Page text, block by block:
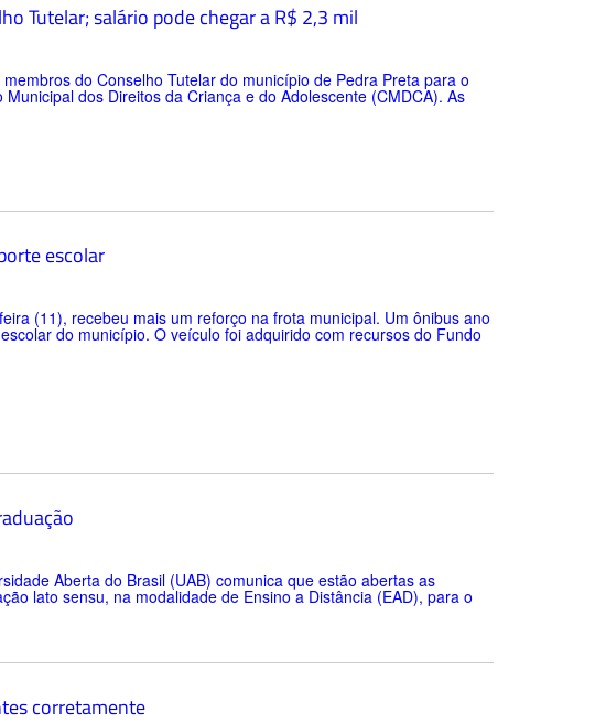
Tutelar; salário pode chegar a R$ 2,3 mil
do Conselho Tutelar do município de Pedra Preta para o
dos Direitos da Criança e do Adolescente (CMDCA). As
escolar
(11), recebeu mais um reforço na frota municipal. Um ônibus ano
do município. O veículo foi adquirido com recursos do Fundo
Aberta do Brasil (UAB) comunica que estão abertas as
lato sensu, na modalidade de Ensino a Distância (EAD), para o
corretamente